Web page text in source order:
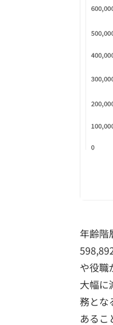
年齢階
や役職
大幅に
務とな
あるこ